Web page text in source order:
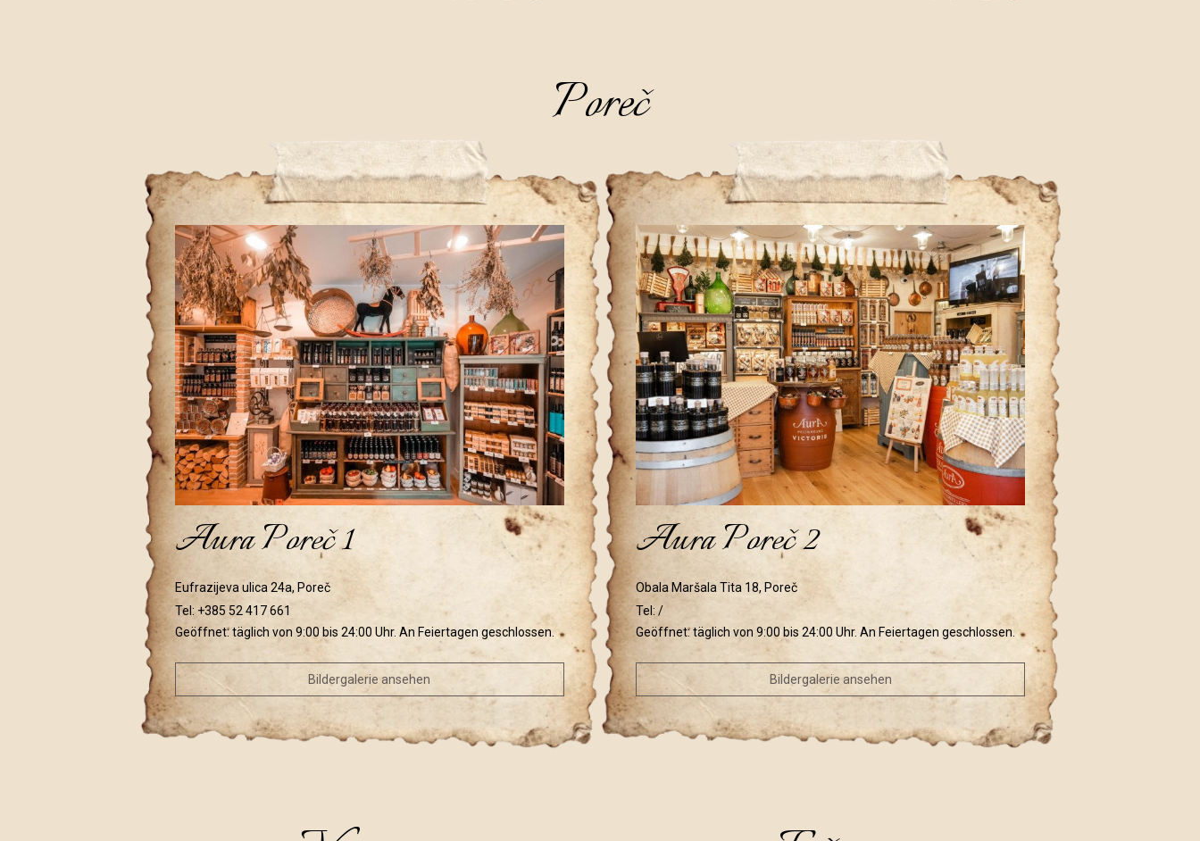
Poreč
Aura Poreč 1
Eufrazijeva ulica 24a, Poreč
Tel: +385 52 417 661
Geöffnet: täglich von 9:00 bis 24:00 Uhr. An Feiertagen geschlossen.
Bildergalerie ansehen
Aura Poreč 2
Obala Maršala Tita 18, Poreč
Tel: /
Geöffnet: täglich von 9:00 bis 24:00 Uhr. An Feiertagen geschlossen.
Bildergalerie ansehen